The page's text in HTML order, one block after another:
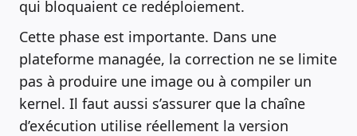
qui bloquaient ce redéploiement.
Cette phase est importante. Dans une
plateforme managée, la correction ne se limite
pas à produire une image ou à compiler un
kernel. Il faut aussi s’assurer que la chaîne
d’exécution utilise réellement la version